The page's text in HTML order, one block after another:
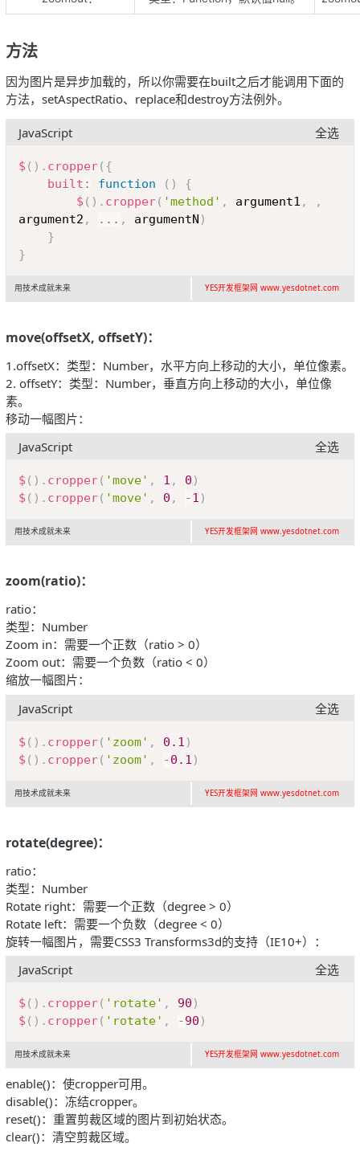
方法
因为图片是异步加载的，所以你需要在built之后才能调用下面的
方法，setAspectRatio、replace和destroy方法例外。
JavaScript 全选
$ ( ) . cropper( {
built : function ( )
{
$ ( ) . cropper( 'method' , argument1 ,
,
argument2 , ... , argumentN )
}
}
用技术成就未来 YES开发框架网 www.yesdotnet.com
move(offsetX, offsetY)：
1.offsetX：类型：Number，水平方向上移动的大小，单位像素。
2. offsetY：类型：Number，垂直方向上移动的大小，单位像
素。
移动一幅图片：
JavaScript
全选
$ ( ) . cropper( 'move' , 1 , 0 )
$ ( ) . cropper( 'move' , 0 , -1 )
用技术成就未来 YES开发框架网 www.yesdotnet.com
zoom(ratio)：
ratio：
类型：Number
Zoom in：需要一个正数（ratio > 0）
Zoom out：需要一个负数（ratio < 0）
缩放一幅图片：
JavaScript
全选
$ ( ) . cropper( 'zoom' , 0.1 )
$ ( ) . cropper( 'zoom' , -0.1 )
用技术成就未来 YES开发框架网 www.yesdotnet.com
rotate(degree)：
ratio：
类型：Number
Rotate right：需要一个正数（degree > 0）
Rotate left：需要一个负数（degree < 0）
旋转一幅图片，需要CSS3 Transforms3d的支持（IE10+）：
JavaScript
全选
$ ( ) . cropper( 'rotate' , 90 )
$ ( ) . cropper( 'rotate' , -90 )
用技术成就未来 YES开发框架网 www.yesdotnet.com
enable()：使cropper可用。
disable()：冻结cropper。
reset()：重置剪裁区域的图片到初始状态。
clear()：清空剪裁区域。